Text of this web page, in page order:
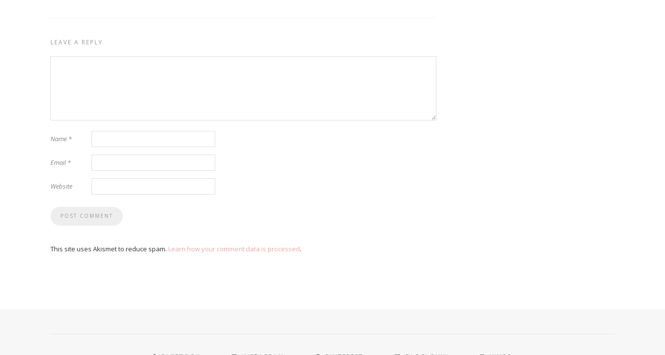
LEAVE A REPLY
Name *
Email*
Website
This site uses Akismet to reduce spam. Learn how your comment data is processed.